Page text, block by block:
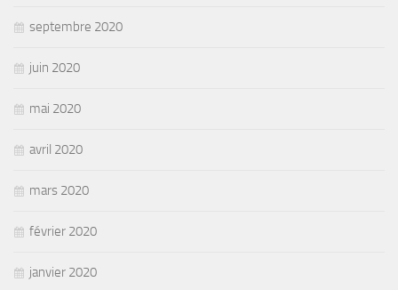
septembre 2020
juin 2020
mai 2020
avril 2020
mars 2020
février 2020
janvier 2020